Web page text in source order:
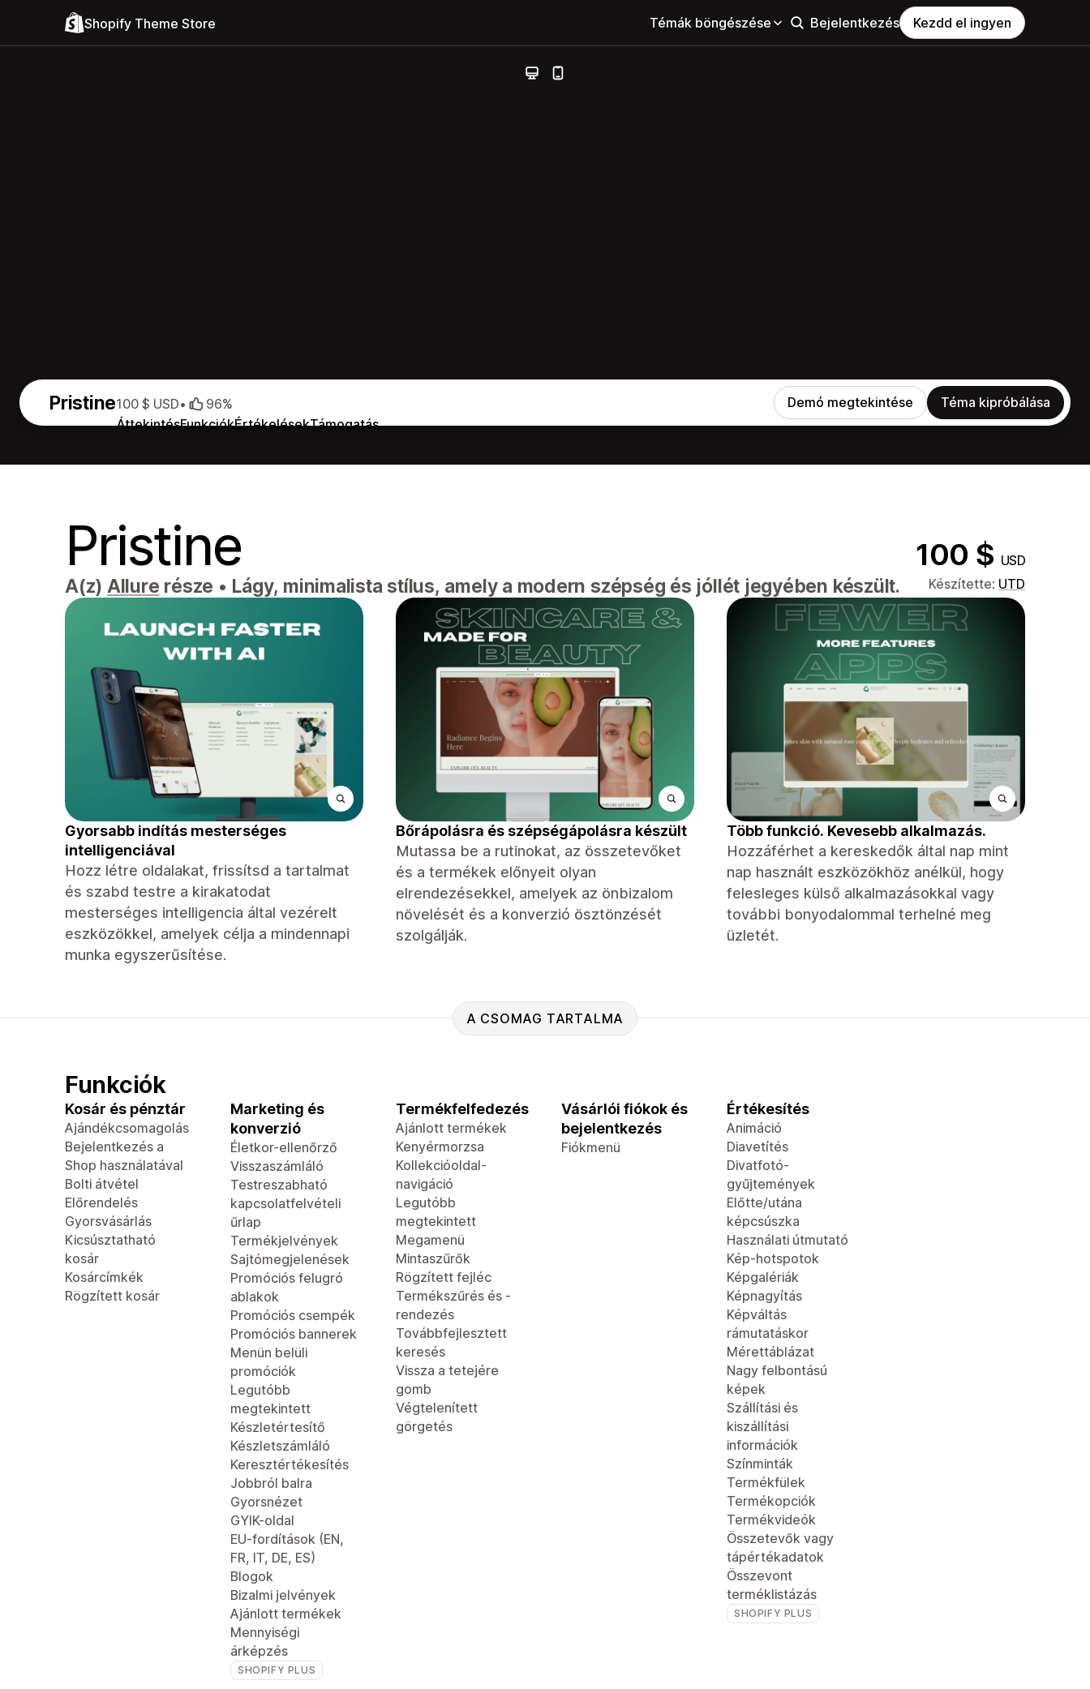
Shopify Theme Store Témák böngészése Bejelentkezés Kezdd el ingyen
Pristine
ÁttekintésFunkciókÉrtékelésekTámogatás
100 $ USD• 96% Demó megtekintése Téma kipróbálása
Pristine 100 $ USD
A(z) Allure része • Lágy, minimalista stílus, amely a modern szépség és jóllét jegyében készült. Készítette: UTD
Gyorsabb indítás mesterséges
intelligenciával
Hozz létre oldalakat, frissítsd a tartalmat
és szabd testre a kirakatodat
mesterséges intelligencia által vezérelt
eszközökkel, amelyek célja a mindennapi
munka egyszerűsítése.
Bőrápolásra és szépségápolásra készült
Mutassa be a rutinokat, az összetevőket
és a termékek előnyeit olyan
elrendezésekkel, amelyek az önbizalom
növelését és a konverzió ösztönzését
szolgálják.
Több funkció. Kevesebb alkalmazás.
Hozzáférhet a kereskedők által nap mint
nap használt eszközökhöz anélkül, hogy
felesleges külső alkalmazásokkal vagy
további bonyodalommal terhelné meg
üzletét.
A CSOMAG TARTALMA
Funkciók
Kosár és pénztár
Ajándékcsomagolás
Bejelentkezés a
Shop használatával
Bolti átvétel
Előrendelés
Gyorsvásárlás
Kicsúsztatható
kosár
Kosárcímkék
Rögzített kosár
Marketing és
konverzió
Életkor-ellenőrző
Visszaszámláló
Testreszabható
kapcsolatfelvételi
űrlap
Termékjelvények
Sajtómegjelenések
Promóciós felugró
ablakok
Promóciós csempék
Promóciós bannerek
Menün belüli
promóciók
Legutóbb
megtekintett
Készletértesítő
Készletszámláló
Keresztértékesítés
Jobbról balra
Gyorsnézet
GYIK-oldal
EU-fordítások (EN,
FR, IT, DE, ES)
Blogok
Bizalmi jelvények
Ajánlott termékek
Mennyiségi
árképzés
SHOPIFY PLUS
Termékfelfedezés
Ajánlott termékek
Kenyérmorzsa
Kollekcióoldal-
navigáció
Legutóbb
megtekintett
Megamenü
Mintaszűrők
Rögzített fejléc
Termékszűrés és -
rendezés
Továbbfejlesztett
keresés
Vissza a tetejére
gomb
Végtelenített
görgetés
Vásárlói fiókok és
bejelentkezés
Fiókmenü
Értékesítés
Animáció
Diavetítés
Divatfotó-
gyűjtemények
Előtte/utána
képcsúszka
Használati útmutató
Kép-hotspotok
Képgalériák
Képnagyítás
Képváltás
rámutatáskor
Mérettáblázat
Nagy felbontású
képek
Szállítási és
kiszállítási
információk
Színminták
Termékfülek
Termékopciók
Termékvideók
Összetevők vagy
tápértékadatok
Összevont
terméklistázás
SHOPIFY PLUS